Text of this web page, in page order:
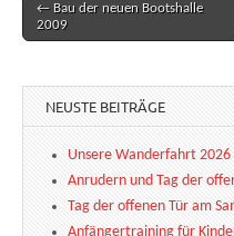
Post navigation
← Bau der neuen Bootshalle
2009
NEUSTE BEITRÄGE
Unsere Wanderfahrt 2026
Anrudern und Tag der
Tag der offenen Tür am
Anfängertraining für